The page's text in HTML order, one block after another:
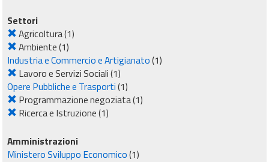
Settori
Agricoltura(1)
Ambiente(1)
Industria e Commercio e Artigianato(1)
Lavoro e Servizi Sociali(1)
Opere Pubbliche e Trasporti(1)
Programmazione negoziata(1)
Ricerca e Istruzione(1)
Amministrazioni
Ministero Sviluppo Economico(1)